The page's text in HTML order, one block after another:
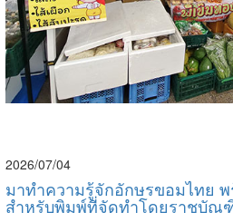
2026/07/04
มาทำความรู้จักอักษรขอมไทย
สำหรับพิมพ์ที่จัดทำโดยราชบัณ